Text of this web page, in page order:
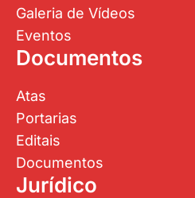
Galeria de Vídeos
Eventos
Documentos
Atas
Portarias
Editais
Documentos
Jurídico